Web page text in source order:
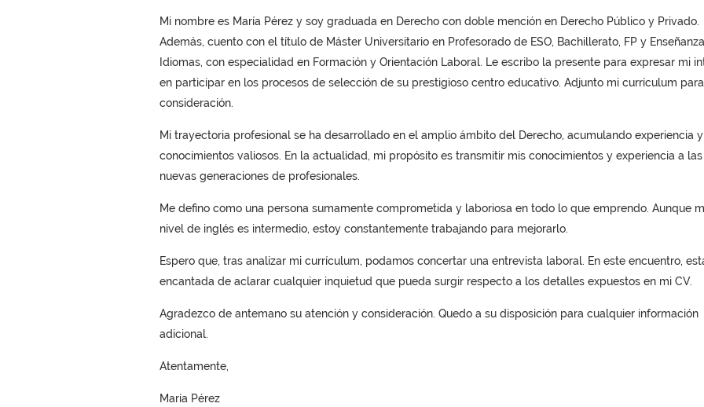
Mi nombre es María Pérez y soy graduada en Derecho con doble mención en Derecho Público y Privado.
Además, cuento con el título de Máster Universitario en Profesorado de ESO, Bachillerato, FP y
Idiomas, con especialidad en Formación y Orientación Laboral. Le escribo la presente para expresar mi
en participar en los procesos de selección de su prestigioso centro educativo. Adjunto mi currículum
consideración.
Mi trayectoria profesional se ha desarrollado en el amplio ámbito del Derecho, acumulando experiencia y
conocimientos valiosos. En la actualidad, mi propósito es transmitir mis conocimientos y experiencia a las
nuevas generaciones de profesionales.
Me defino como una persona sumamente comprometida y laboriosa en todo lo que emprendo. Aunque
nivel de inglés es intermedio, estoy constantemente trabajando para mejorarlo.
Espero que, tras analizar mi currículum, podamos concertar una entrevista laboral. En este encuentro,
encantada de aclarar cualquier inquietud que pueda surgir respecto a los detalles expuestos en mi CV.
Agradezco de antemano su atención y consideración. Quedo a su disposición para cualquier información
adicional.
Atentamente,
María Pérez